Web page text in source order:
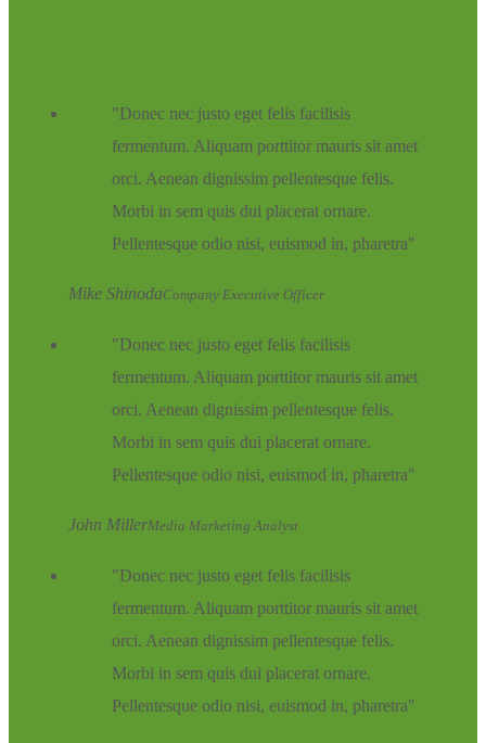
Donec nec justo eget felis facilisis
fermentum. Aliquam porttitor mauris sit amet
orci. Aenean dignissim pellentesque felis.
Morbi in sem quis dui placerat ornare.
Pellentesque odio nisi, euismod in, pharetra
Mike ShinodaCompany Executive Officer
Donec nec justo eget felis facilisis
fermentum. Aliquam porttitor mauris sit amet
orci. Aenean dignissim pellentesque felis.
Morbi in sem quis dui placerat ornare.
Pellentesque odio nisi, euismod in, pharetra
John MillerMedia Marketing Analyst
Donec nec justo eget felis facilisis
fermentum. Aliquam porttitor mauris sit amet
orci. Aenean dignissim pellentesque felis.
Morbi in sem quis dui placerat ornare.
Pellentesque odio nisi, euismod in, pharetra